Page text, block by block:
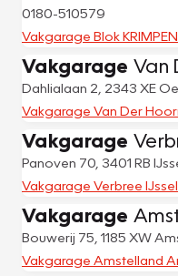
0180-510579
Vakgarage Blok KRIMPEN
Vakgarage Van
Dahlialaan 2, 2343 XE
Vakgarage Van Der
Vakgarage
Panoven 70, 3401 RB
Vakgarage Verbree
Vakgarage
Bouwerij 75, 1185 XW
Vakgarage Amstelland